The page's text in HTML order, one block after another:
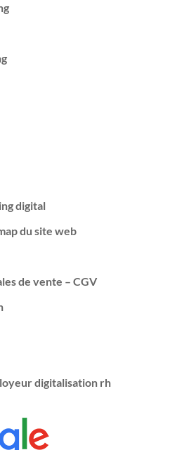
digital
du site web
de vente – CGV
digitalisation rh